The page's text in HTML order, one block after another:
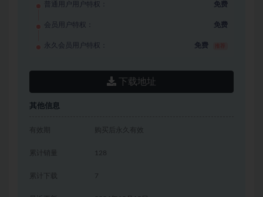
普通用户用户特权： 免费
会员用户特权： 免费
永久会员用户特权： 免费
下载地址
其他信息
有效期 购买后永久有效
累计销量 128
累计下载 7